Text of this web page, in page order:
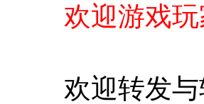
欢迎游戏
欢迎转发